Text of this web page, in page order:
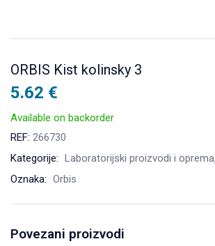
ORBIS Kist kolinsky 3
5.62 €
Available on backorder
REF: 266730
Kategorije: Laboratorijski proizvodi i oprema
Oznaka: Orbis
Povezani proizvodi